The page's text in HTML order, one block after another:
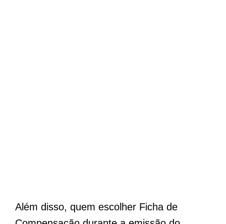
Além disso, quem escolher Ficha de